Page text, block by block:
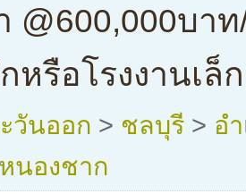
@600,000บาท
หรือโรงงานเล็ก
วันออก > ชลบุรี > อ
นองชาก